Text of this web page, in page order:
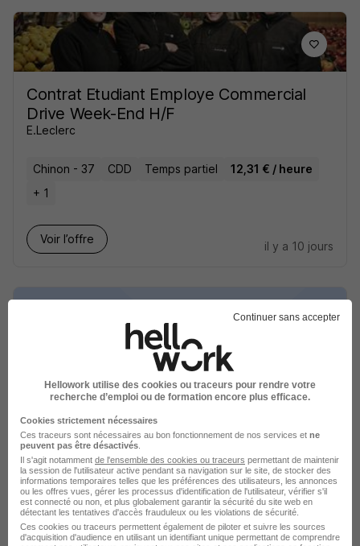
Contrat Etudiant Employe Commercial
Drive Week-End H/F
E.Leclerc
Chinon - 37 CDD Temps partiel
12,31 € / heure
+ 1
Voir l’offre
il y a 10 jours
Chef de Partie Tournant - Second de
Cuisine H/F
Chinon - 37 CDI
Voir l’offre
il y a 26 jours
Continuer sans accepter
Hellowork utilise des cookies ou traceurs pour rendre votre
recherche d’emploi ou de formation encore plus efficace.
Cookies strictement nécessaires
Ces traceurs sont nécessaires au bon fonctionnement de nos services et ne
peuvent pas être désactivés
Il s'agit notamment de l'ensemble des cookies ou traceurs permettant de maintenir
la session de l'utilisateur active pendant sa navigation sur le site, de stocker des
informations temporaires telles que les préférences des utilisateurs, les annonces
ou les offres vues, gérer les processus d'identification de l'utilisateur, vérifier s'il
est connecté ou non, et plus globalement garantir la sécurité du site web en
détectant les tentatives d'accès frauduleux ou les violations de sécurité.
Ces cookies ou traceurs permettent également de piloter et suivre les sources
d'acquisition d'audience en utilisant un identifiant unique permettant de comprendre